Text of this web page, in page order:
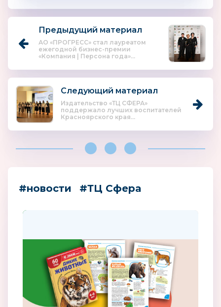
Предыдущий материал
АО «ПРОГРЕСС» стал лауреатом
ежегодной бизнес-премии
«Компания | Персона года»...
Следующий материал
Издательство «ТЦ СФЕРА»
поддержало лучших воспитателей
Красноярского края...
#новости #ТЦ Сфера